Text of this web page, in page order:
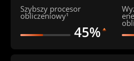
45%
Szybszy procesor
obliczeniowy¹